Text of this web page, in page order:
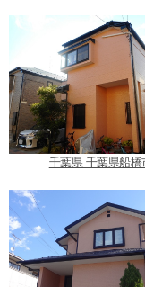
千葉県 千葉県船橋